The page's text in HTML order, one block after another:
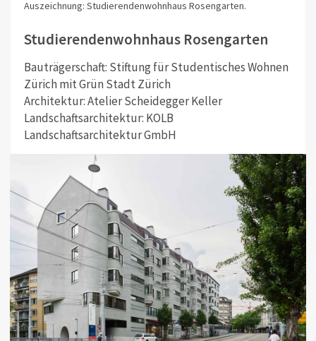
Auszeichnung: Studierendenwohnhaus Rosengarten.
Studierendenwohnhaus Rosengarten
Bauträgerschaft: Stiftung für Studentisches Wohnen
Zürich mit Grün Stadt Zürich
Architektur: Atelier Scheidegger Keller
Landschaftsarchitektur: KOLB
Landschaftsarchitektur GmbH